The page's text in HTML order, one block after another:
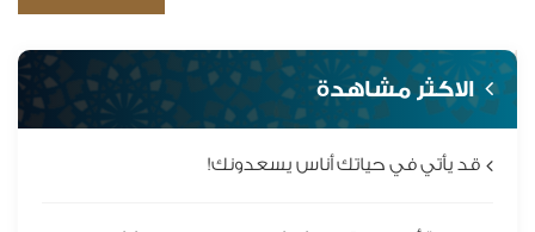
الاكثر مشاهدة
قد يأتي في حياتك أناس يسعدونك!